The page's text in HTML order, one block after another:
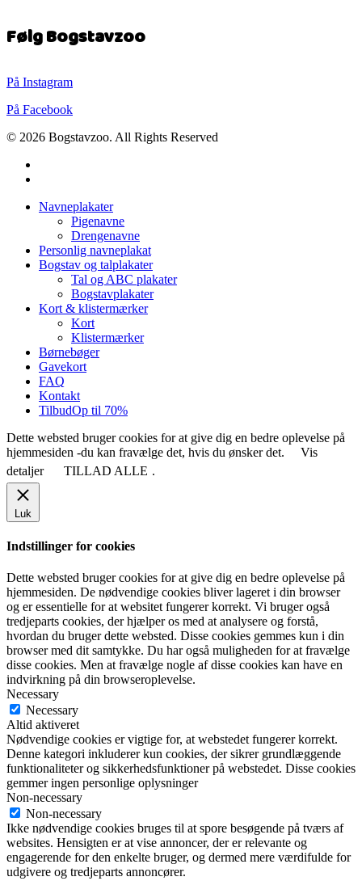
Følg Bogstavzoo
På Instagram
På Facebook
© 2026 Bogstavzoo. All Rights Reserved
Close
Navneplakater
Pigenavne
Drengenavne
Personlig navneplakat
Bogstav og talplakater
Tal og ABC plakater
Bogstavplakater
Kort & klistermærker
Kort
Klistermærker
Børnebøger
Gavekort
FAQ
Kontakt
TilbudOp til 70%
Dette websted bruger cookies for at give dig en bedre oplevelse på
hjemmesiden -du kan fravælge det, hvis du ønsker det.
Vis
detaljer
TILLAD ALLE .
Luk
Indstillinger for cookies
Dette websted bruger cookies for at give dig en bedre oplevelse på
hjemmesiden. De nødvendige cookies bliver lageret i din browser
og er essentielle for at websitet fungerer korrekt. Vi bruger også
tredjeparts cookies, der hjælper os med at analysere og forstå,
hvordan du bruger dette websted. Disse cookies gemmes kun i din
browser med dit samtykke. Du har også muligheden for at fravælge
disse cookies. Men at fravælge nogle af disse cookies kan have en
indvirkning på din browseroplevelse.
Necessary
Necessary
Altid aktiveret
Nødvendige cookies er vigtige for, at webstedet fungerer korrekt.
Denne kategori inkluderer kun cookies, der sikrer grundlæggende
funktionaliteter og sikkerhedsfunktioner på webstedet. Disse cookies
gemmer ingen personlige oplysninger
Non-necessary
Non-necessary
Ikke nødvendige cookies bruges til at spore besøgende på tværs af
websites. Hensigten er at vise annoncer, der er relevante og
engagerende for den enkelte bruger, og dermed mere værdifulde for
udgivere og tredjeparts annoncører.